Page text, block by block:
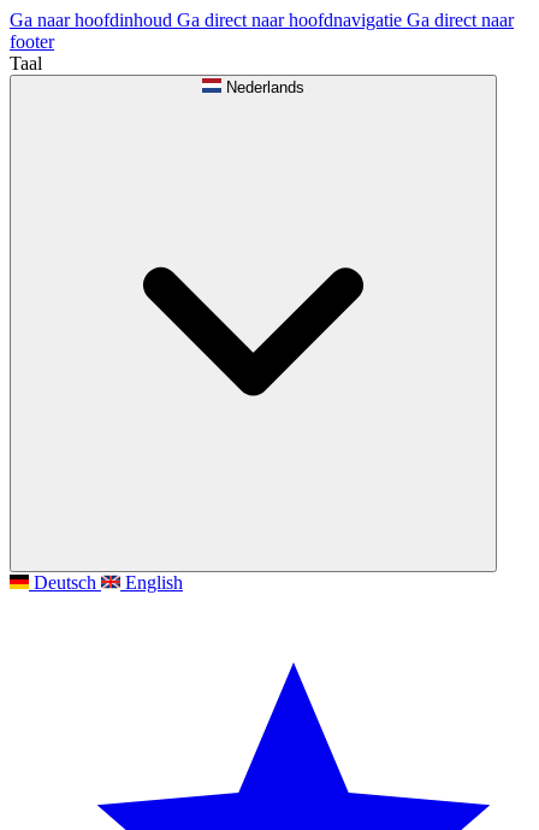
Ga naar hoofdinhoud Ga direct naar hoofdnavigatie Ga direct naar
footer
Taal
Nederlands
Deutsch English